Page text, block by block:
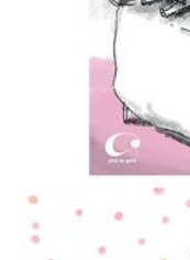
PARA LER
Adélia